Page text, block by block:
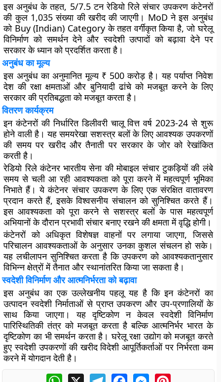
इस अनुबंध के तहत, 5/7.5 टन रेडियो रिले संचार उपकरण कंटेनरों
की कुल 1,035 संख्या की खरीद की जाएगी। MoD ने इस अनुबंध
को Buy (Indian) Category के तहत वर्गीकृत किया है, जो घरेलू
विनिर्माण को समर्थन देने और स्वदेशी उत्पादों को बढ़ावा देने पर
सरकार के ध्यान को प्रदर्शित करता है।
अनुबंध का मूल्य
इस अनुबंध का अनुमानित मूल्य ₹ 500 करोड़ है। यह पर्याप्त निवेश
देश की रक्षा क्षमताओं और बुनियादी ढांचे को मजबूत करने के लिए
सरकार की प्रतिबद्धता को मजबूत करता है।
वितरण कार्यक्रम
इन कंटेनरों की निर्धारित डिलीवरी चालू वित्त वर्ष 2023-24 से शुरू
होने वाली है। यह समयरेखा सशस्त्र बलों के लिए आवश्यक उपकरणों
की समय पर खरीद और तैनाती पर सरकार के जोर को रेखांकित
करती है।
रेडियो रिले कंटेनर भारतीय सेना की मोबाइल संचार टुकड़ियों की लंबे
समय से चली आ रही आवश्यकता को पूरा करने में महत्वपूर्ण भूमिका
निभाते हैं। ये कंटेनर संचार उपकरण के लिए एक संरक्षित वातावरण
प्रदान करते हैं, इसके विश्वसनीय संचालन को सुनिश्चित करते हैं।
इस आवश्यकता को पूरा करने से सशस्त्र बलों के पास महत्वपूर्ण
अभियानों के दौरान प्रभावी संचार बनाए रखने की क्षमता में वृद्धि होगी।
कंटेनरों को अधिकृत विशेषज्ञ वाहनों पर लगाया जाएगा, जिससे
परिचालन आवश्यकताओं के अनुसार उनका कुशल संचलन हो सके।
यह लचीलापन सुनिश्चित करता है कि उपकरण को आवश्यकतानुसार
विभिन्न क्षेत्रों में तैनात और स्थानांतरित किया जा सकता है।
स्वदेशी विनिर्माण और आत्मनिर्भरता को बढ़ावा
इस अनुबंध का एक उल्लेखनीय पहलू यह है कि इन कंटेनरों का
उत्पादन स्वदेशी निर्माताओं से प्राप्त उपकरण और उप-प्रणालियों के
साथ किया जाएगा। यह दृष्टिकोण न केवल स्वदेशी विनिर्माण
पारिस्थितिकी तंत्र को मजबूत करता है बल्कि आत्मनिर्भर भारत के
दृष्टिकोण का भी समर्थन करता है। घरेलू रक्षा उद्योग को मजबूत करते
हुए स्वदेशी उपकरणों की खरीद विदेशी आपूर्तिकर्ताओं पर निर्भरता कम
करने में योगदान देती है।
WhatsApp
X TelegramFacebookMessengerPinterest